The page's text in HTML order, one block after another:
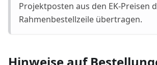
Projektposten aus den EK-Preisen
Rahmenbestellzeile übertragen.